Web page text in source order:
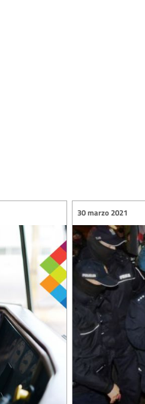
30 marzo 2021